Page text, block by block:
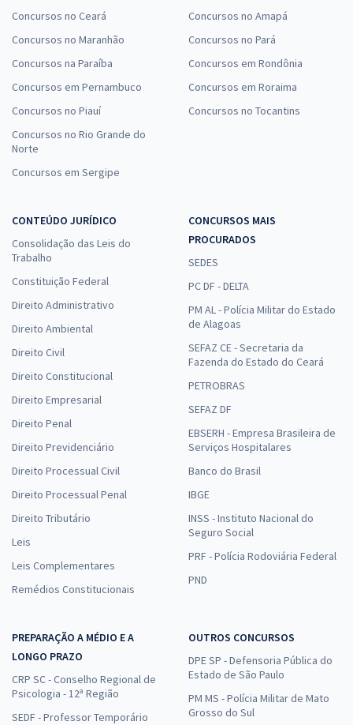
Concursos no Ceará
Concursos no Maranhão
Concursos na Paraíba
Concursos em Pernambuco
Concursos no Piauí
Concursos no Rio Grande do
Norte
Concursos em Sergipe
Concursos no Amapá
Concursos no Pará
Concursos em Rondônia
Concursos em Roraima
Concursos no Tocantins
CONTEÚDO JURÍDICO
Consolidação das Leis do
Trabalho
Constituição Federal
Direito Administrativo
Direito Ambiental
Direito Civil
Direito Constitucional
Direito Empresarial
Direito Penal
Direito Previdenciário
Direito Processual Civil
Direito Processual Penal
Direito Tributário
Leis
Leis Complementares
Remédios Constitucionais
CONCURSOS MAIS
PROCURADOS
SEDES
PC DF - DELTA
PM AL - Polícia Militar do Estado
de Alagoas
SEFAZ CE - Secretaria da
Fazenda do Estado do Ceará
PETROBRAS
SEFAZ DF
EBSERH - Empresa Brasileira de
Serviços Hospitalares
Banco do Brasil
IBGE
INSS - Instituto Nacional do
Seguro Social
PRF - Polícia Rodoviária Federal
PND
PREPARAÇÃO A MÉDIO E A
LONGO PRAZO
CRP SC - Conselho Regional de
Psicologia - 12ª Região
SEDF - Professor Temporário
OUTROS CONCURSOS
DPE SP - Defensoria Pública do
Estado de São Paulo
PM MS - Polícia Militar de Mato
Grosso do Sul